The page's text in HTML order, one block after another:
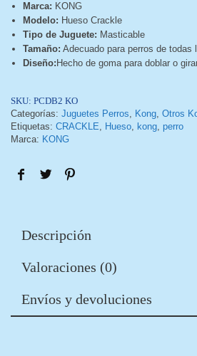
Marca: KONG
Modelo: Hueso Crackle
Tipo de Juguete: Masticable
Tamaño: Adecuado para perros de todas
Diseño: Hecho de goma para doblar o
SKU: PCDB2 KO
Categorías: Juguetes Perros, Kong, Otros
Etiquetas: CRACKLE, Hueso, kong, perro
Marca: KONG
Descripción
Valoraciones (0)
Envíos y devoluciones